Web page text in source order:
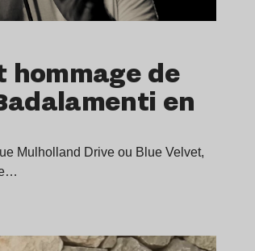
hommage de
en
Mulholland Drive ou Blue Velvet,